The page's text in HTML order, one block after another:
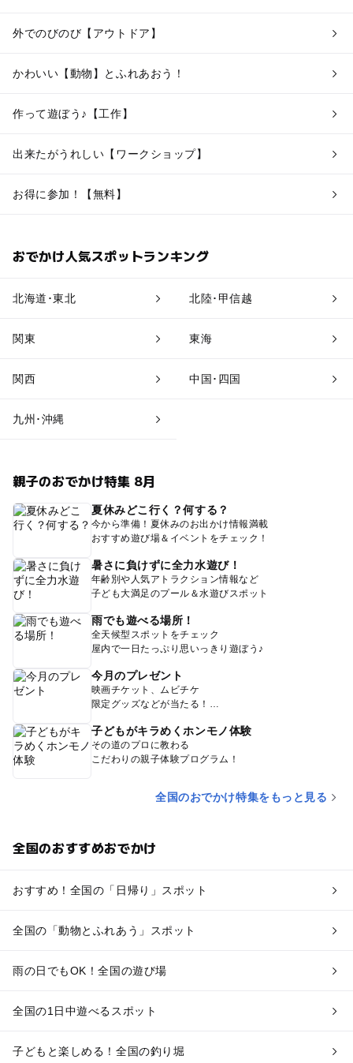
外でのびのび【アウトドア】
かわいい【動物】とふれあおう！
作って遊ぼう♪【工作】
出来たがうれしい【ワークショップ】
お得に参加！【無料】
おでかけ人気スポットランキング
北海道･東北 北陸･甲信越
関東 東海
関西 中国･四国
九州･沖縄
親子のおでかけ特集 8月
夏休みどこ行く？何する？
今から準備！夏休みのお出かけ情報満載
おすすめ遊び場＆イベントをチェック！
暑さに負けずに全力水遊び！
年齢別や人気アトラクション情報など
子ども大満足のプール＆水遊びスポット
雨でも遊べる場所！
全天候型スポットをチェック
屋内で一日たっぷり思いっきり遊ぼう♪
今月のプレゼント
映画チケット、ムビチケ
限定グッズなどが当たる！
子どもがキラめくホンモノ体験
その道のプロに教わる
こだわりの親子体験プログラム！
全国のおでかけ特集をもっと見る
全国のおすすめおでかけ
おすすめ！全国の「日帰り」スポット
全国の「動物とふれあう」スポット
雨の日でもOK！全国の遊び場
全国の1日中遊べるスポット
子どもと楽しめる！全国の釣り堀